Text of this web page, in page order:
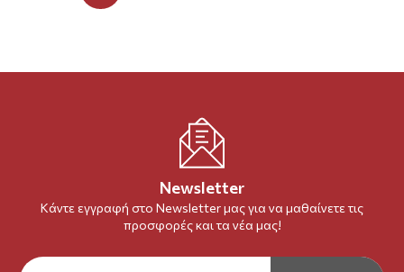
Newsletter
Κάντε εγγραφή στο Newsletter μας για να μαθαίνετε τις
προσφορές και τα νέα μας!